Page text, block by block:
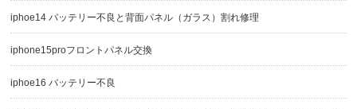
iphoe14 バッテリー不良と背面パネル（ガラス）割れ修理
iphone15proフロントパネル交換
iphoe16 バッテリー不良